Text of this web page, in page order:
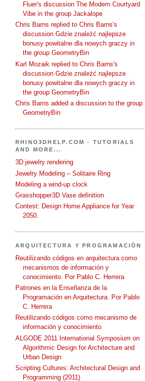
Fluer's discussion The Modern Courtyard
Vibe in the group Jackalope
Chris Barns replied to Chris Barns's
discussion Gdzie znaleźć najlepsze
bonusy powitalne dla nowych graczy in
the group GeometryBin
Karl Mozaik replied to Chris Barns's
discussion Gdzie znaleźć najlepsze
bonusy powitalne dla nowych graczy in
the group GeometryBin
Chris Barns added a discussion to the group
GeometryBin
RHINO3DHELP.COM - TUTORIALS
AND MORE...
3D jewelry rendering
Jewelry Modeling – Solitaire Ring
Modeling a wind-up clock
Grasshopper3D Vase definition
Contest: Design Home Appliance for Year
2050.
ARQUITECTURA Y PROGRAMACIÓN
Reutilizando códigos en arquitectura como
mecanismos de información y
conocimiento. Por Pablo C. Herrera
Patrones en la Enseñanza de la
Programación en Arquitectura. Por Pablo
C. Herrera
Reutilizando códigos como mecanismo de
información y conocimiento
ALGODE 2011 International Symposium on
Algorithmic Design for Architecture and
Urban Design
Scripting Cultures: Architectural Design and
Programming (2011)